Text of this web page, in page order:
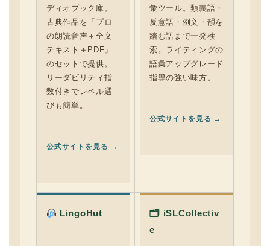
ディオブック庫。
古典作品を「プロ
の朗読音声＋全文
テキスト＋PDF」
のセットで提供。
リーダビリティ指
数付きでレベル選
びも簡単。
公式サイトを見る →
彙ツール。類義語・
反意語・例文・韻を
踏む語まで一発検
索。ライティングの
語彙アップグレード
指導の強い味方。
公式サイトを見る →
LingoHut
🗂 iSLCollectiv
e